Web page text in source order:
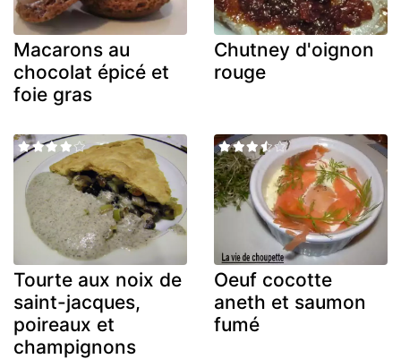
Macarons au
chocolat épicé et
foie gras
Chutney d'oignon
rouge
Tourte aux noix de
saint-jacques,
poireaux et
champignons
Oeuf cocotte
aneth et saumon
fumé